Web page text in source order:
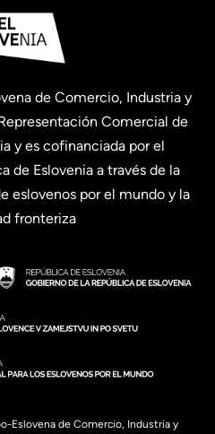
de Comercio, Industria y
Comercial de
y es cofinanciada por el
de Eslovenia a través de la
eslovenos por el mundo y la
fronteriza
Eslovena de Comercio, Industria y